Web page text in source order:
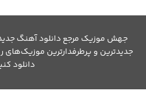
جهش موزیک مرجع دانلود آهنگ جدید
جدیدترین و پرطرفدارترین موزیک‌های
دانلود